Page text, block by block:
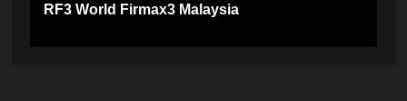
RF3 World Firmax3 Malaysia